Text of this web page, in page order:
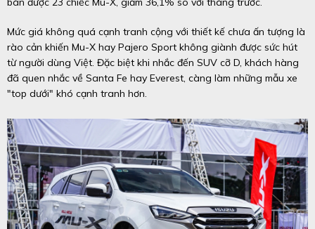
Mức giá không quá cạnh tranh cộng với thiết kế chưa ấn tượng là
rào cản khiến Mu-X hay Pajero Sport không giành được sức hút
từ người dùng Việt. Đặc biệt khi nhắc đến SUV cỡ D, khách hàng
đã quen nhắc về Santa Fe hay Everest, càng làm những mẫu xe
"top dưới" khó cạnh tranh hơn.